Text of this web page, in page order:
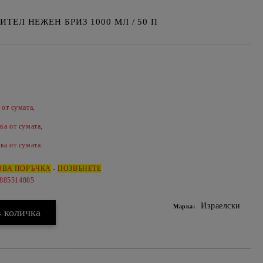
НЕЖЕН БРИЗ 1000 МЛ / 50 П
сумата,
от сумата,
от сумата.
ПОРЪЧКА -ПОЗВЪНЕТЕ
Марка: Израелски